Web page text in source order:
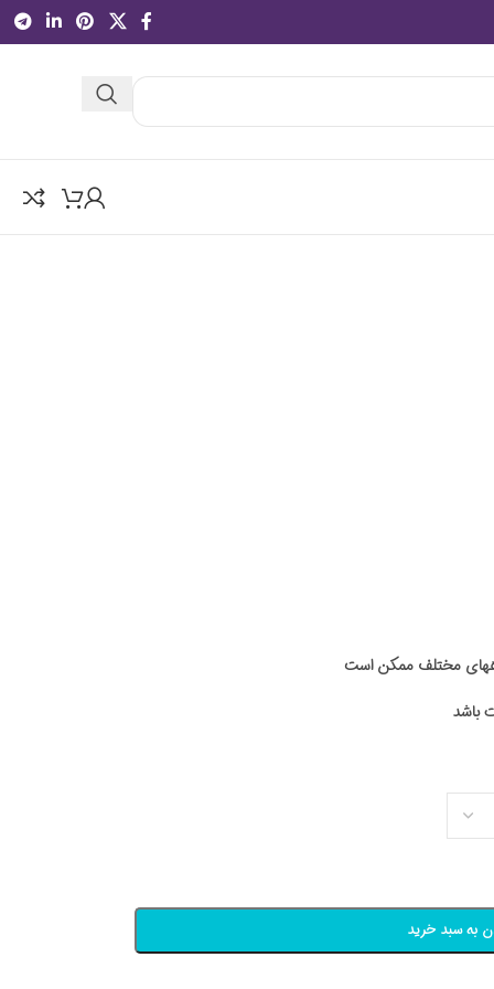
مختلف ممکن است
به سبد خرید